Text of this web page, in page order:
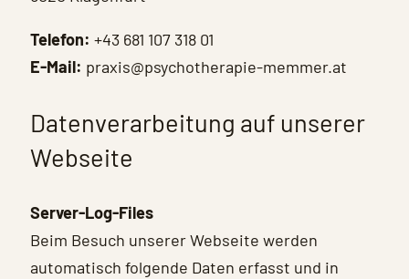
Telefon: +43 681 107 318 01
E-Mail: praxis@psychotherapie-memmer.at
Datenverarbeitung auf unserer
Webseite
Server-Log-Files
Beim Besuch unserer Webseite werden
automatisch folgende Daten erfasst und in